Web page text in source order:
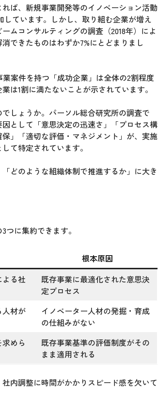
ば、新規事業開発等のイノベーション活動
しています。しかし、取り組む企業が増え
ムコンサルティングの調査（2018年）によ
できたものはわずか7%にとどまりまし
案件を持つ「成功企業」は全体の2割程度
は1割に満たないことが示されています。
しょうか。パーソル総合研究所の調査で
として「意思決定の迅速さ」「プロセス構
」「適切な評価・マネジメント」が、実施
て特定されています。
どのような組織体制で推進するか」に大き
に集約できます。
根本原因
る社
既存事業に最適化された意思決
定プロセス
人材が
イノベーター人材の発掘・育成
の仕組みがない
めら
既存事業基準の評価制度がその
まま適用される
内調整に時間がかかりスピード感を欠いて